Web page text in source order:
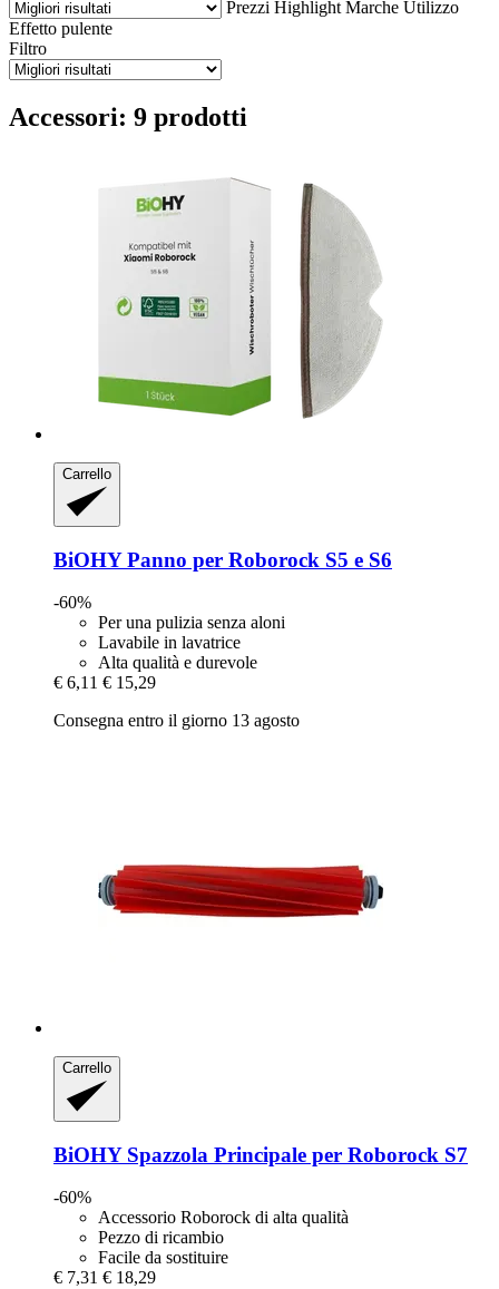
Prezzi Highlight Marche Utilizzo
Effetto pulente
Filtro
Accessori: 9 prodotti
Carrello
BiOHYPanno per Roborock S5 e S6
-60%
Per una pulizia senza aloni
Lavabile in lavatrice
Alta qualità e durevole
€ 6,11 € 15,29
Consegna entro il giorno 13 agosto
Carrello
BiOHYSpazzola Principale per Roborock S7
-60%
Accessorio Roborock di alta qualità
Pezzo di ricambio
Facile da sostituire
€ 7,31 € 18,29